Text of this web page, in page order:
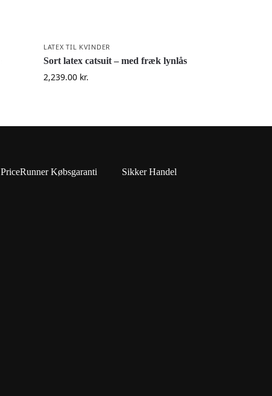
LATEX TIL KVINDER
Sort latex catsuit – med fræk lynlås
2,239.00 kr.
PriceRunner Købsgaranti Sikker Handel